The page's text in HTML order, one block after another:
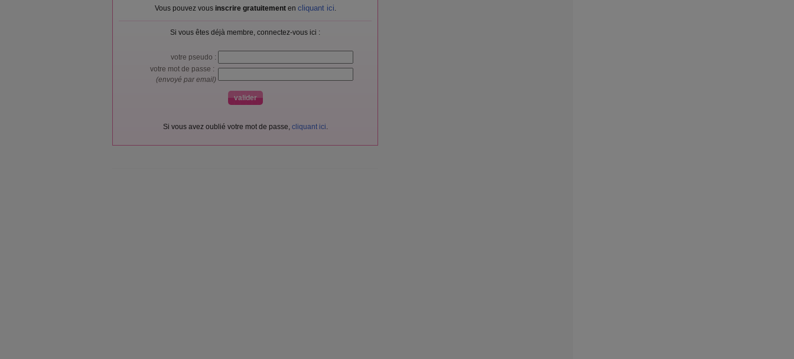
Vous pouvez vous inscrire gratuitementen cliquant ici.
Si vous êtes déjà membre, connectez-vous ici :
votre pseudo :
votre mot de passe :
(envoyé par email)
Si vous avez oublié votre mot de passe, cliquant ici.